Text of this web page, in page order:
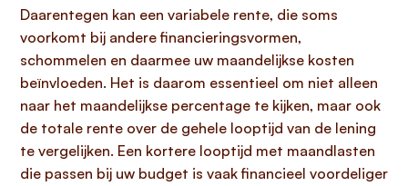
Daarentegen kan een variabele rente, die soms
voorkomt bij andere financieringsvormen,
schommelen en daarmee uw maandelijkse kosten
beïnvloeden. Het is daarom essentieel om niet alleen
naar het maandelijkse percentage te kijken, maar ook
de totale rente over de gehele looptijd van de lening
te vergelijken. Een kortere looptijd met maandlasten
die passen bij uw budget is vaak financieel voordeliger